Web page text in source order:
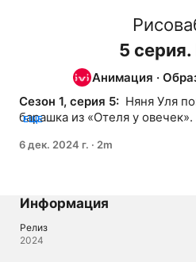
5 серия.
Анимация ·
Сезон 1, серия 5: Няня Уля
барашка из «Отеля у
ЕЩЕ
6 дек. 2024 г. · 2m
Информация
Релиз
2024